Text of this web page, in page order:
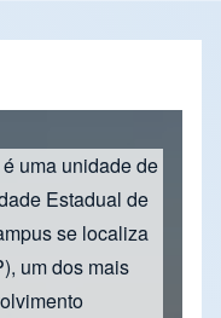
uma unidade de
Estadual de
se localiza
um dos mais